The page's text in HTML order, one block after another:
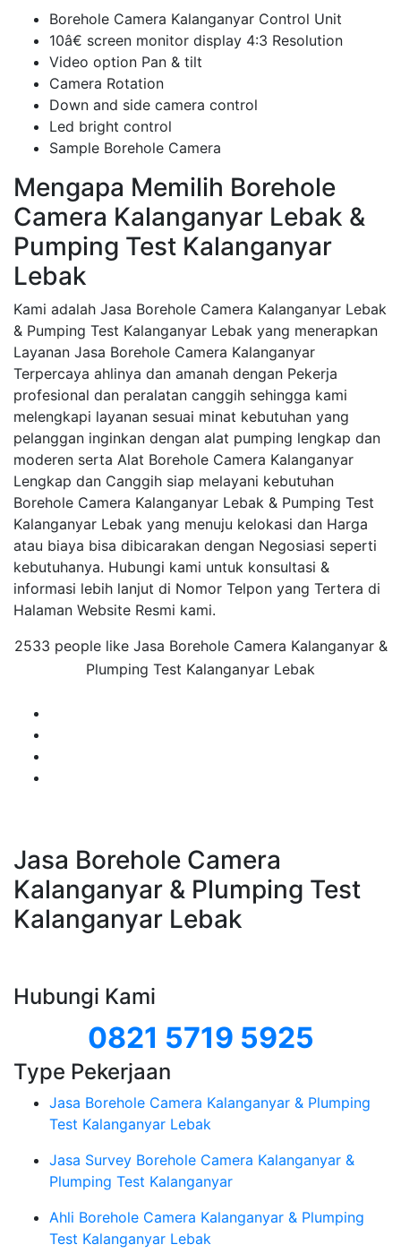
Borehole Camera Kalanganyar Control Unit
10â€ screen monitor display 4:3 Resolution
Video option Pan & tilt
Camera Rotation
Down and side camera control
Led bright control
Sample Borehole Camera
Mengapa Memilih Borehole
Camera Kalanganyar Lebak &
Pumping Test Kalanganyar
Lebak
Kami adalah Jasa Borehole Camera Kalanganyar Lebak
& Pumping Test Kalanganyar Lebak yang menerapkan
Layanan Jasa Borehole Camera Kalanganyar
Terpercaya ahlinya dan amanah dengan Pekerja
profesional dan peralatan canggih sehingga kami
melengkapi layanan sesuai minat kebutuhan yang
pelanggan inginkan dengan alat pumping lengkap dan
moderen serta Alat Borehole Camera Kalanganyar
Lengkap dan Canggih siap melayani kebutuhan
Borehole Camera Kalanganyar Lebak & Pumping Test
Kalanganyar Lebak yang menuju kelokasi dan Harga
atau biaya bisa dibicarakan dengan Negosiasi seperti
kebutuhanya. Hubungi kami untuk konsultasi &
informasi lebih lanjut di Nomor Telpon yang Tertera di
Halaman Website Resmi kami.
2533 people like Jasa Borehole Camera Kalanganyar &
Plumping Test Kalanganyar Lebak
Jasa Borehole Camera
Kalanganyar & Plumping Test
Kalanganyar Lebak
Hubungi Kami
0821 5719 5925
Type Pekerjaan
Jasa Borehole Camera Kalanganyar & Plumping
Test Kalanganyar Lebak
Jasa Survey Borehole Camera Kalanganyar &
Plumping Test Kalanganyar
Ahli Borehole Camera Kalanganyar & Plumping
Test Kalanganyar Lebak